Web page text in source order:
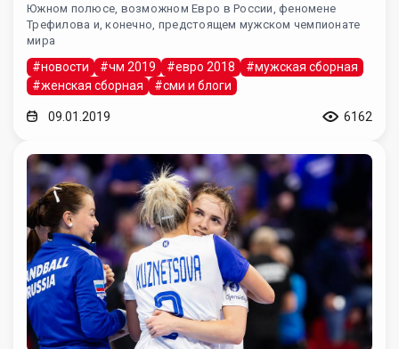
Южном полюсе, возможном Евро в России, феномене
Трефилова и, конечно, предстоящем мужском чемпионате
мира
#новости #чм 2019 #евро 2018
#мужская сборная
#женская сборная
#сми и блоги
09.01.2019 6162